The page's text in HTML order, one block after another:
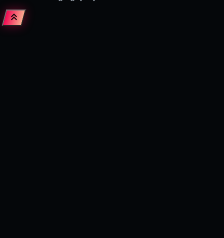
keyboard_double_arrow_up